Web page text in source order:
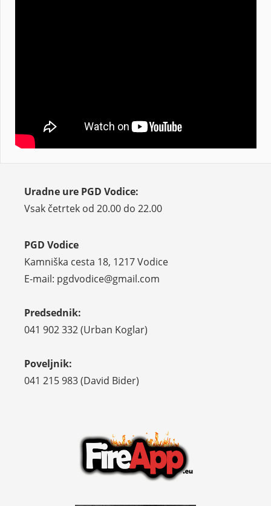
Uradne ure PGD Vodice:
Vsak četrtek od 20.00 do 22.00
PGD Vodice
Kamniška cesta 18, 1217 Vodice
E-mail: pgdvodice@gmail.com
Predsednik:
041 902 332 (Urban Koglar)
Poveljnik:
041 215 983 (David Bider)